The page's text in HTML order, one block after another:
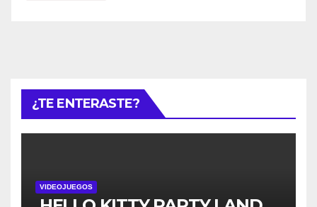
¿TE ENTERASTE?
VIDEOJUEGOS